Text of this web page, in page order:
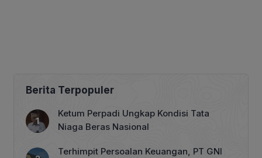
Berita Terpopuler
Ketum Perpadi Ungkap Kondisi Tata
Niaga Beras Nasional
Terhimpit Persoalan Keuangan, PT GNI